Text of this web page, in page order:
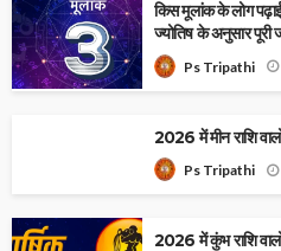
किस मूलांक के लोग
ज्योतिष के अनुसार पूरी
Ps Tripathi
2026 में मीन राशि
Ps Tripathi
2026 में कुंभ राशि